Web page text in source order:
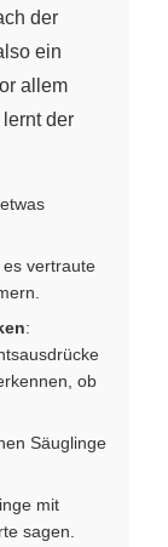
der
ein
allem
der
vertraute
:
ob
Säuglinge
mit
sagen.